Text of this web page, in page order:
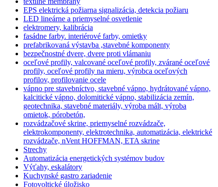
EPS elektrická požiarna signalizácia, detekcia požiaru
LED lineárne a priemyselné osvetlenie
elektromery, kalibrácia
fasádne farby. interiérové farby, omietky
prefabrikovaná výstavba ,stavebné komponenty
bezpečnostné dvere, dvere proti vlámaniu
oceľové profily, valcované oceľové profily, zvárané oceľové
profily, oceľové profily na mieru, výrobca oceľových
profilov, profilovanie ocele
vápno pre stavebníctvo, stavebné vápno, hydrátované vápno,
kalcitické vápno, dolomitické vápno, stabilizácia zemín,
geotechnika, stavebné materiály, výroba mált, výroba
omietok, pórobetón,
rozvádzačové skrine, priemyselné rozvádzače,
elektrokomponenty, elektrotechnika, automatizácia, elektrické
rozvádzače, nVent HOFFMAN, ETA skrine
Strechy
Automatizácia energetických systémov budov
Výťahy, eskalátory
Kuchynské gastro zariadenie
Fotovoltické úložisko